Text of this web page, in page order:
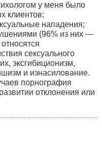
у меня было
клиентов;
нападения;
(96% из них —
сексуального
эксгибиционизм,
и изнасилование.
порнография
отклонения или